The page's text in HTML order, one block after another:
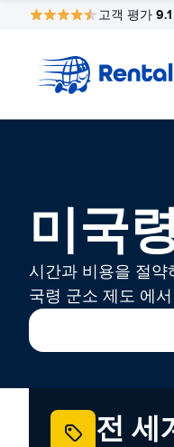
고객 평가 9.1
미국
시간과 비용을 절약
국령 군소 제도 에
전 세